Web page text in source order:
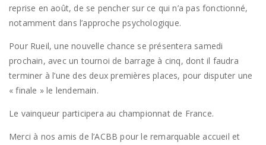
reprise en août, de se pencher sur ce qui n’a pas fonctionné,
notamment dans l’approche psychologique.
Pour Rueil, une nouvelle chance se présentera samedi
prochain, avec un tournoi de barrage à cinq, dont il faudra
terminer à l’une des deux premières places, pour disputer une
« finale » le lendemain.
Le vainqueur participera au championnat de France.
Merci à nos amis de l’ACBB pour le remarquable accueil et